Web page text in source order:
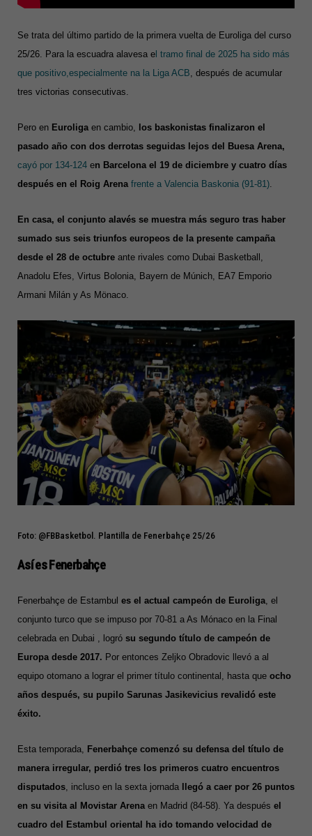
Se trata del último partido de la primera vuelta de Euroliga del curso
25/26. Para la escuadra alavesa e l tramo final de 2025 ha sido más
que positivo,especialmente na la Liga ACB , después de acumular
tres victorias consecutivas.
Pero en Euroliga en cambio,
los baskonistas finalizaron el
pasado año con dos derrotas seguidas lejos del Buesa Arena,
cayó por 134-124 en Barcelona el 19 de diciembre y cuatro días
después en el Roig Arena frente a Valencia Baskonia (91-81)
En casa, el conjunto alavés se muestra más seguro tras haber
sumado sus seis triunfos europeos de la presente campaña
desde el 28 de octubre ante rivales como Dubai Basketball,
Anadolu Efes, Virtus Bolonia, Bayern de Múnich, EA7 Emporio
Armani Milán y As Mönaco.
Foto: @FBBasketbol. Plantilla de Fenerbahçe 25/26
Así es Fenerbahçe
Fenerbahçe de Estambul es el actual campeón de Euroliga el
conjunto turco que se impuso por 70-81 a As Mónaco en la Final
celebrada en Dubai , logró su segundo título de campeón de
Europa desde 2017. Por entonces Zeljko Obradovic llevó a al
equipo otomano a lograr el primer título continental, hasta que ocho
años después, su pupilo Sarunas Jasikevicius revalidó este
éxito.
Esta temporada,
Fenerbahçe comenzó su defensa del título de
manera irregular, perdió tres los primeros cuatro encuentros
disputados , incluso en la sexta jornada
llegó a caer por 26 puntos
en su visita al Movistar Arena en Madrid (84-58). Ya después el
cuadro del Estambul oriental ha ido tomando velocidad de